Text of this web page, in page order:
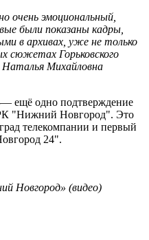
очень эмоциональный,
были показаны кадры,
в архивах, уже не только
сюжетах Горьковского
Наталья Михайловна
ещё одно подтверждение
"Нижний Новгород". Это
телекомпании и первый
24".
Новгород» (видео)